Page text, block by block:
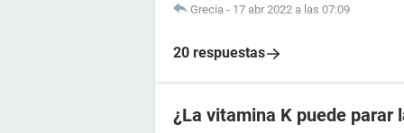
Grecia - 17 abr 2022 a las 07:09
20 respuestas
¿La vitamina K puede parar